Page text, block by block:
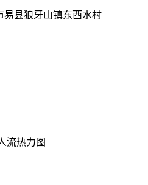
易县狼牙山镇东西水村
流热力图